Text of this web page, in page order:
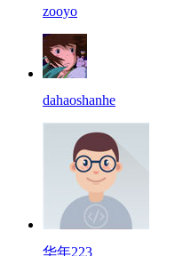
zooyo
dahaoshanhe
华年223